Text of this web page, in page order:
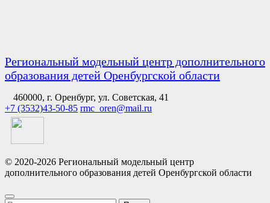
Региональный модельный центр дополнительного
образования детей Оренбургской области
460000, г. Оренбург, ул. Советская, 41
+7 (3532)43-50-85 rmc_oren@mail.ru
© 2020-2026 Региональный модельный центр
дополнительного образования детей Оренбургской области